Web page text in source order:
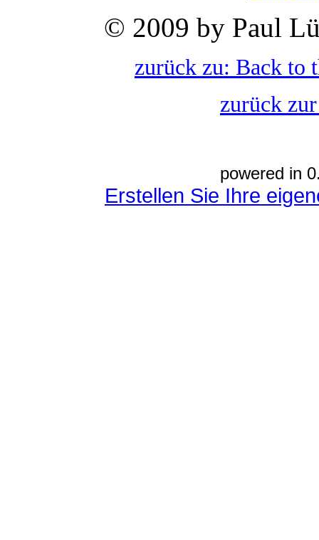
© 2009 by Paul
zurück zu: Back to
zurück
powered in
Erstellen Sie Ihre